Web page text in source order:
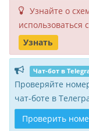
Узнайте о
исполь­зоваться
Узнать
Чат-бот в
Проверяйте
чат-боте в
Проверить